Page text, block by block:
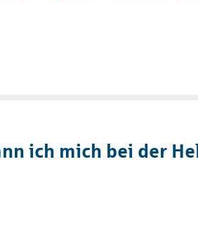
ich mich bei der